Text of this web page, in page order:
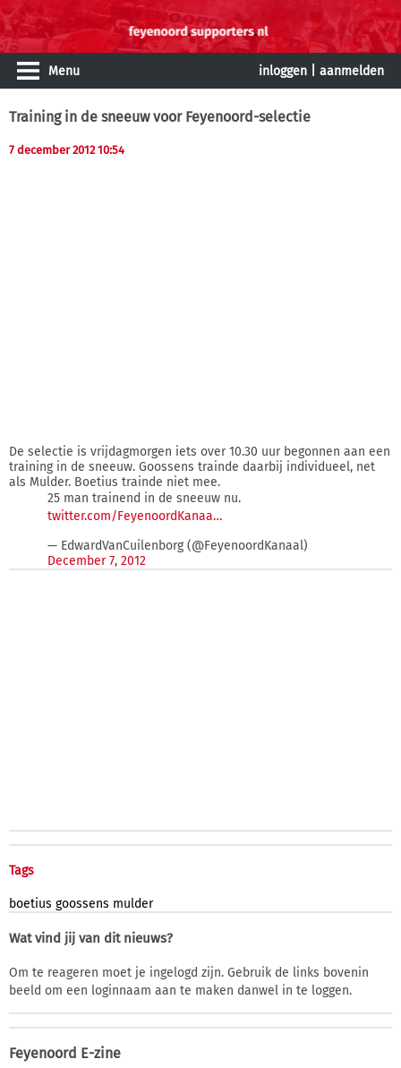
Menu inloggen aanmelden
Training in de sneeuw voor Feyenoord-selectie
7 december 2012 10:54
De selectie is vrijdagmorgen iets over 10.30 uur begonnen aan een
training in de sneeuw. Goossens trainde daarbij individueel, net
als Mulder. Boetius trainde niet mee.
25 man trainend in de sneeuw nu.
twitter.com/FeyenoordKanaa…
— EdwardVanCuilenborg (@FeyenoordKanaal)
December 7, 2012
Tags
boetius goossens mulder
Wat vind jij van dit nieuws?
Om te reageren moet je ingelogd zijn. Gebruik de links bovenin
beeld om een loginnaam aan te maken danwel in te loggen.
Feyenoord E-zine